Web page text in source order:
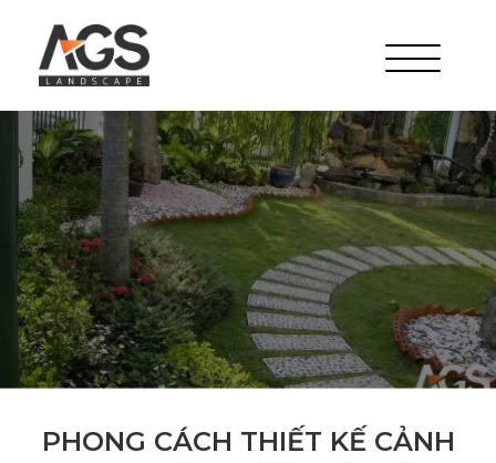
PHONG CÁCH THIẾT KẾ CẢNH